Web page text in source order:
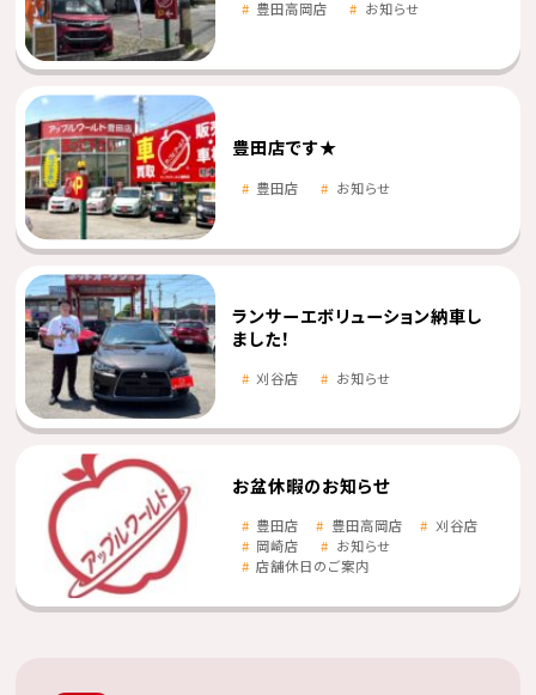
豊田高岡店 お知らせ
豊田店です★
豊田店 お知らせ
ランサーエボリューション納車し
ました！
刈谷店 お知らせ
お盆休暇のお知らせ
豊田店 豊田高岡店
刈谷店
岡崎店
お知らせ
店舗休日のご案内